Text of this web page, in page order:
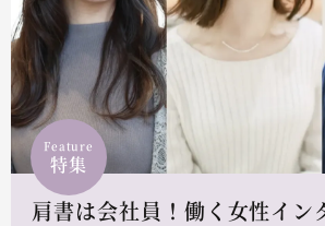
Feature
特集
肩書は会社員！働く女性イン